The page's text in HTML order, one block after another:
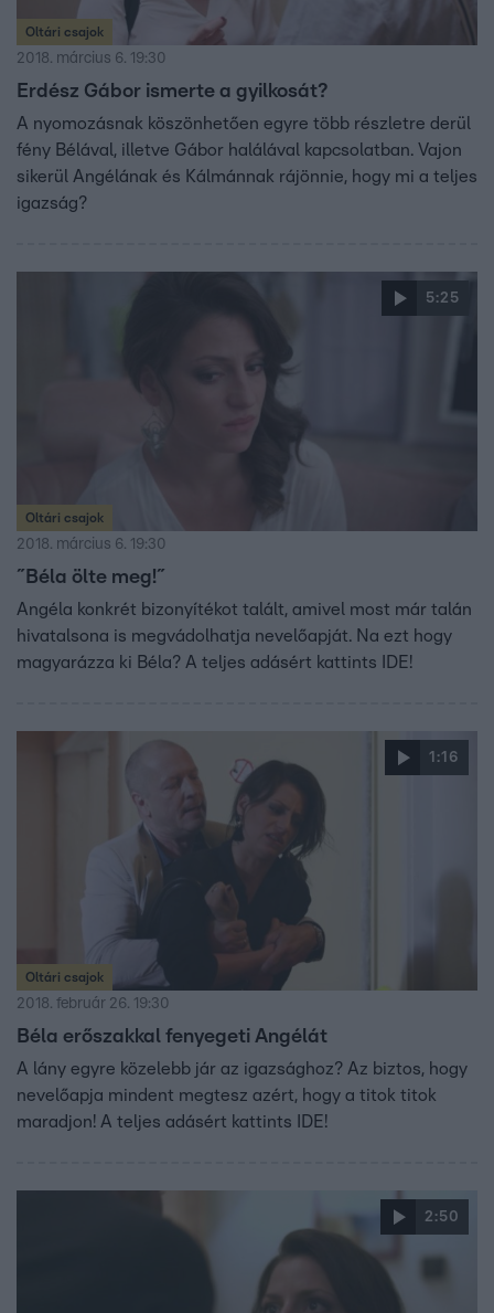
Oltári csajok
2018. március 6. 19:30
Erdész Gábor ismerte a gyilkosát?
A nyomozásnak köszönhetően egyre több részletre derül
fény Bélával, illetve Gábor halálával kapcsolatban. Vajon
sikerül Angélának és Kálmánnak rájönnie, hogy mi a teljes
igazság?
5:25
Oltári csajok
2018. március 6. 19:30
˝Béla ölte meg!˝
Angéla konkrét bizonyítékot talált, amivel most már talán
hivatalsona is megvádolhatja nevelőapját. Na ezt hogy
magyarázza ki Béla? A teljes adásért kattints IDE!
1:16
Oltári csajok
2018. február 26. 19:30
Béla erőszakkal fenyegeti Angélát
A lány egyre közelebb jár az igazsághoz? Az biztos, hogy
nevelőapja mindent megtesz azért, hogy a titok titok
maradjon! A teljes adásért kattints IDE!
2:50